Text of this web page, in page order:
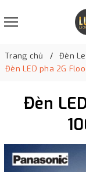
Trang chủ
Đèn
Đèn LED pha 2G
Đèn